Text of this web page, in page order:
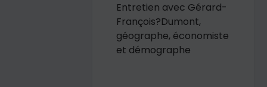
Entretien avec Gérard-
François?Dumont,
géographe, économiste
et démographe